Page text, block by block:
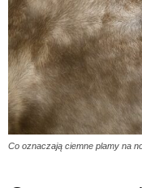
Co oznaczają ciemne plamy na